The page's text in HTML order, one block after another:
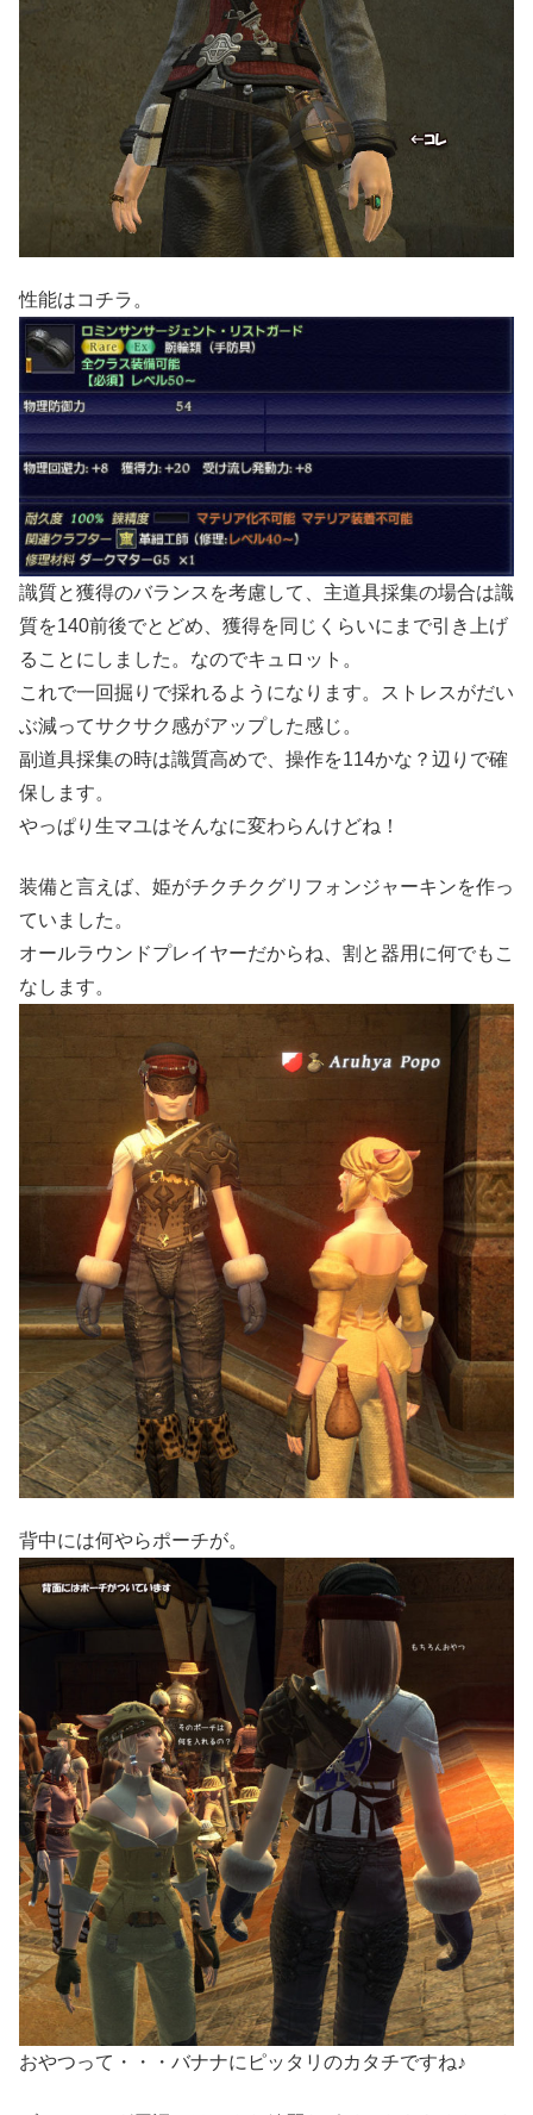
性能はコチラ。
識質と獲得のバランスを考慮して、主道具採集の場合は識
質を140前後でとどめ、獲得を同じくらいにまで引き上げ
ることにしました。なのでキュロット。
これで一回掘りで採れるようになります。ストレスがだい
ぶ減ってサクサク感がアップした感じ。
副道具採集の時は識質高めで、操作を114かな？辺りで確
保します。
やっぱり生マユはそんなに変わらんけどね！
装備と言えば、姫がチクチクグリフォンジャーキンを作っ
ていました。
オールラウンドプレイヤーだからね、割と器用に何でもこ
なします。
背中には何やらポーチが。
おやつって・・・バナナにピッタリのカタチですね♪